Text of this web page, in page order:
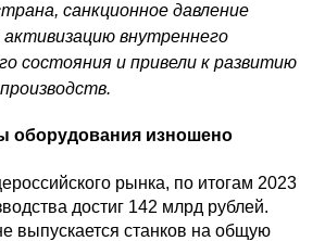
санкционное давление
внутреннего
состояния и привели к развитию
оборудования изношено
рынка, по итогам 2023
достиг 142 млрд рублей.
выпускается станков на общую